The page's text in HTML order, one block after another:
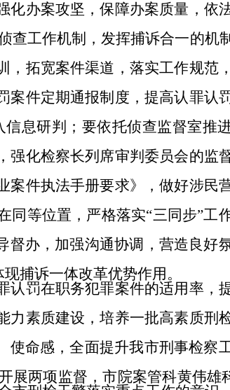
办案攻坚，保障办案质量，依
工作机制，发挥捕诉合一的机
拓宽案件渠道，落实工作规范
件定期通报制度，提高认罪认
息研判；要依托侦查监督室推
化检察长列席审判委员会的监
件执法手册要求》，做好涉民
等位置，严格落实“三同步”工
办，加强沟通协调，营造良好
捕诉一体改革优势作用。
罚在职务犯罪案件的适用率，
素质建设，培养一批高素质刑
命感，全面提升我市刑事检察
两项监督，市院案管科黄伟雄